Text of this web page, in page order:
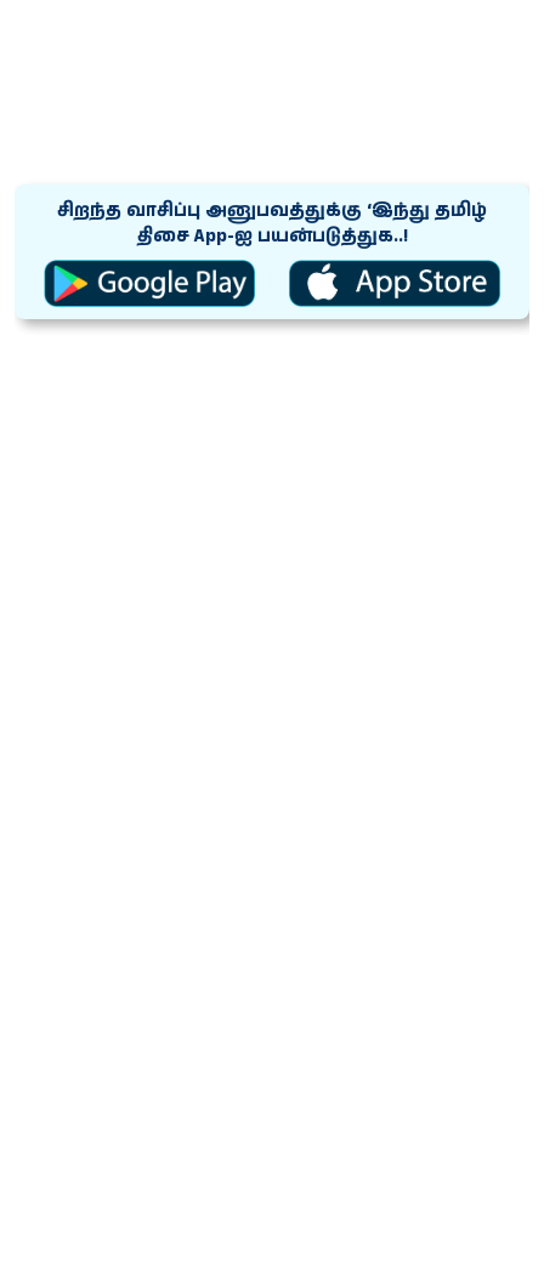
சிறந்த வாசிப்பு அனுபவத்துக்கு ‘இந்து தமிழ்
திசை App-ஐ பயன்படுத்துக..!